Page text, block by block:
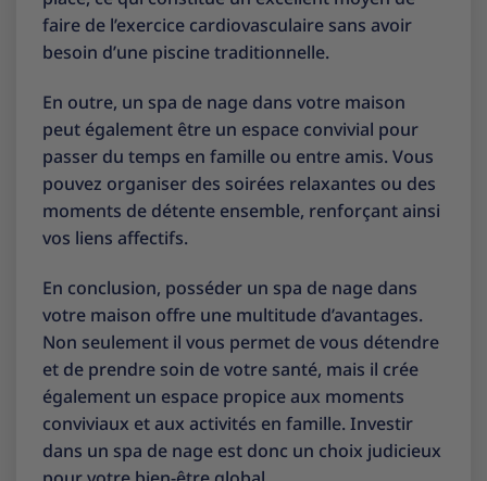
faire de l’exercice cardiovasculaire sans avoir
besoin d’une piscine traditionnelle.
En outre, un spa de nage dans votre maison
peut également être un espace convivial pour
passer du temps en famille ou entre amis. Vous
pouvez organiser des soirées relaxantes ou des
moments de détente ensemble, renforçant ainsi
vos liens affectifs.
En conclusion, posséder un spa de nage dans
votre maison offre une multitude d’avantages.
Non seulement il vous permet de vous détendre
et de prendre soin de votre santé, mais il crée
également un espace propice aux moments
conviviaux et aux activités en famille. Investir
dans un spa de nage est donc un choix judicieux